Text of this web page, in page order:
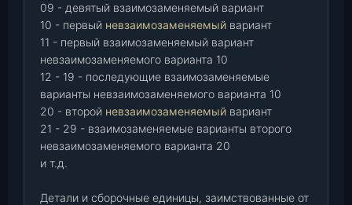
09 - девятый взаимозаменяемый вариант
10 - первый невзаимозаменяемый вариант
11 - первый взаимозаменяемый вариант
невзаимозаменяемого варианта 10
12 - 19 - последующие взаимозаменяемые
варианты невзаимозаменяемого варианта 10
20 - второй невзаимозаменяемый вариант
21 - 29 - взаимозаменяемые варианты второго
невзаимозаменяемого варианта 20
и т.д.
Детали и сборочные единицы, заимствованные от